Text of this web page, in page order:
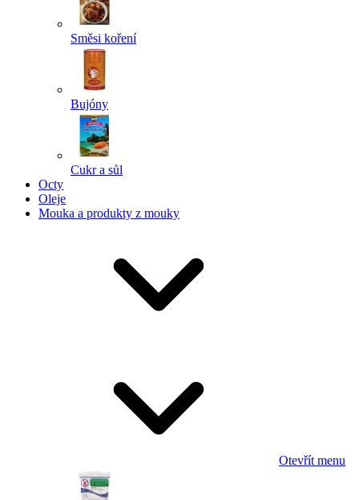
Směsi koření
Bujóny
Cukr a sůl
Octy
Oleje
Mouka a produkty z mouky
Otevřít menu
Powered by chaterimo